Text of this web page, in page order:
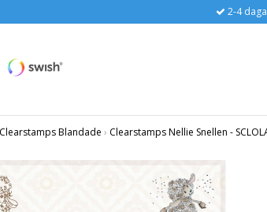
2-4
Clearstamps Blandade › Clearstamps Nellie Snellen -